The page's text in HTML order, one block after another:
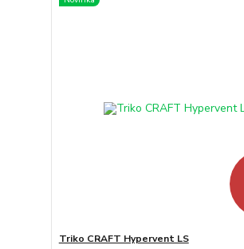
Triko CRAFT Hypervent LS